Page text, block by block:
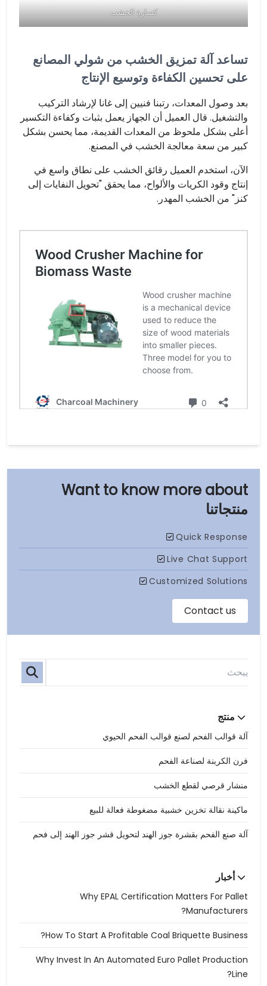
منتجاتنا
منتج
آلة قوالب الفحم لصنع قوالب الفحم الحيوي
فرن الكربنة لصناعة الفحم
منشار قرصي لقطع الخشب
ماكينة نقالة تخزين خشبية مضغوطة فعالة للبيع
آلة صنع الفحم بقشرة جوز الهند لتحويل قشر جوز الهند إلى فحم
أخبار
Why EPAL Certification Matters For Pallet
Manufacturers?
How To Start A Profitable Coal Briquette Business?
Why Invest In An Automated Euro Pallet Production
Line?
كسارة الخشب
تساعد آلة تمزيق الخشب من شولي المصانع
على تحسين الكفاءة وتوسيع الإنتاج
بعد وصول المعدات، رتبنا فنيين إلى غانا لإرشاد التركيب
والتشغيل. قال العميل أن الجهاز يعمل بثبات وكفاءة التكسير
أعلى بشكل ملحوظ من المعدات القديمة، مما يحسن بشكل
كبير من سعة معالجة الخشب في المصنع.
الآن، استخدم العميل رقائق الخشب على نطاق واسع في
إنتاج وقود الكريات والألواح، مما يحقق "تحويل النفايات إلى
كنز" من الخشب المهدر.